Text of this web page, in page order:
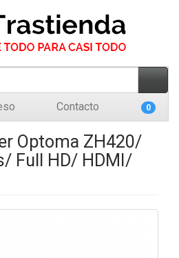
Contacto 0
Optoma ZH420/
Full HD/ HDMI/